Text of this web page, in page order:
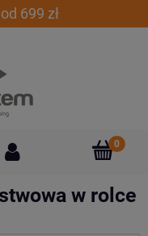
699 zł
w rolce